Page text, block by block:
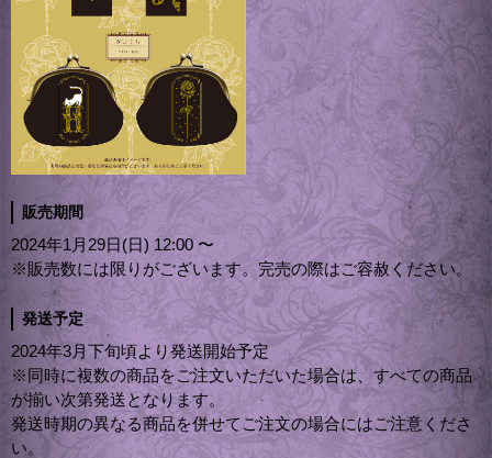
販売期間
2024年1月29日(日) 12:00 〜
※販売数には限りがございます。完売の際はご容赦ください。
発送予定
2024年3月下旬頃より発送開始予定
※同時に複数の商品をご注文いただいた場合は、すべての商品
が揃い次第発送となります。
発送時期の異なる商品を併せてご注文の場合にはご注意くださ
い。